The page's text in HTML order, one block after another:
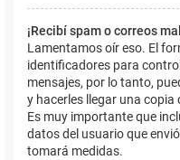
¡Recibí spam o correos
Lamentamos oír eso. El
identificadores para
mensajes, por lo tanto,
y hacerles llegar una copia
Es muy importante que
datos del usuario que
tomará medidas.